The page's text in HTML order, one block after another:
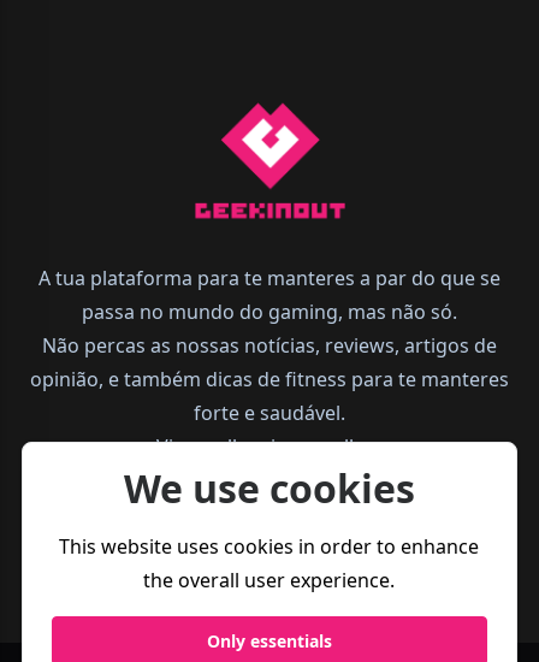
A tua plataforma para te manteres a par do que se
passa no mundo do gaming, mas não só.
Não percas as nossas notícias, reviews, artigos de
opinião, e também dicas de fitness para te manteres
forte e saudável.
Vive melhor, joga melhor.
We use cookies
This website uses cookies in order to enhance
the overall user experience.
Only essentials